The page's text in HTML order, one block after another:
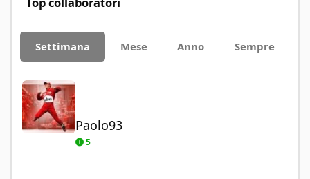
Settimana Mese Anno Sempre
Paolo93
5